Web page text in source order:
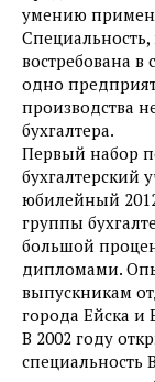
умению
востребована
одно
производства
бухгалтера.
Первый набор
бухгалтерский
юбилейный
группы
большой
дипломами.
выпускникам
города Ейска и
В 2002 году